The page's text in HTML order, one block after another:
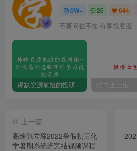
6W+ 26 644
不要问在不在 有事找客服
稀缺资源航姐的投研圈-价投高阶选股课程学习视频资源 猴博士全集
上一篇
高途张立琛2022暑假初三化
学暑期系统班完结视频课程